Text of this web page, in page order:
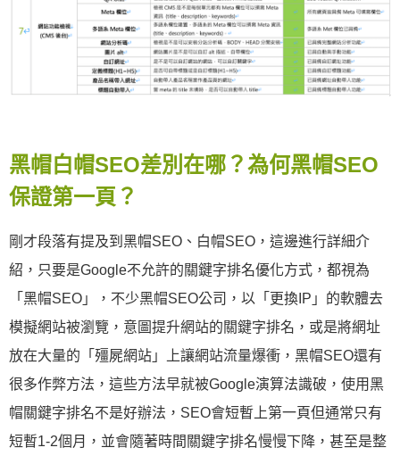
黑帽白帽SEO差別在哪？為何黑帽SEO
保證第一頁？
剛才段落有提及到黑帽SEO、白帽SEO，這邊進行詳細介
紹，只要是Google不允許的關鍵字排名優化方式，都視為
「黑帽SEO」，不少黑帽SEO公司，以「更換IP」的軟體去
模擬網站被瀏覽，意圖提升網站的關鍵字排名，或是將網址
放在大量的「殭屍網站」上讓網站流量爆衝，黑帽SEO還有
很多作弊方法，這些方法早就被Google演算法識破，使用黑
帽關鍵字排名不是好辦法，SEO會短暫上第一頁但通常只有
短暫1-2個月，並會隨著時間關鍵字排名慢慢下降，甚至是整